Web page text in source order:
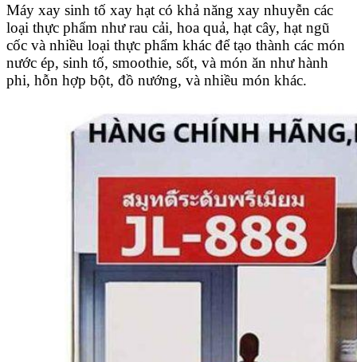
Máy xay sinh tố xay hạt có khả năng xay nhuyễn các
loại thực phẩm như rau cải, hoa quả, hạt cây, hạt ngũ
cốc và nhiều loại thực phẩm khác để tạo thành các món
nước ép, sinh tố, smoothie, sốt, và món ăn như hành
phi, hỗn hợp bột, đồ nướng, và nhiều món khác.